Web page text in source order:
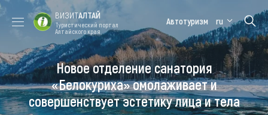
Форум VISIT
ALTAI
Цветение
маральника
Медицинский
форум
Алтайская
зимовка
Туры
ВИЗИТАЛТАЙ
Туристический портал
Алтайского края
Автотуризм ru
Новое отделение санатория
«Белокуриха» омолаживает и
совершенствует эстетику лица и тела